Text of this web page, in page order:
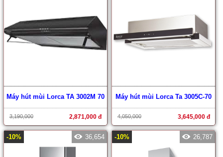
Máy hút mùi Lorca TA 3002M 70
3,190,000 2,871,000 đ
Máy hút mùi Lorca Ta 3005C-70
4,050,000 3,645,000 đ
-10% 36,654 -10% 26,787